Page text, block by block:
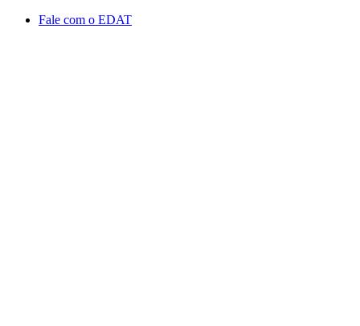
Conteúdo principal Menu principal
Fale com o EDAT